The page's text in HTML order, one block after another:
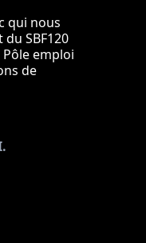
qui nous
du SBF120
emploi
de